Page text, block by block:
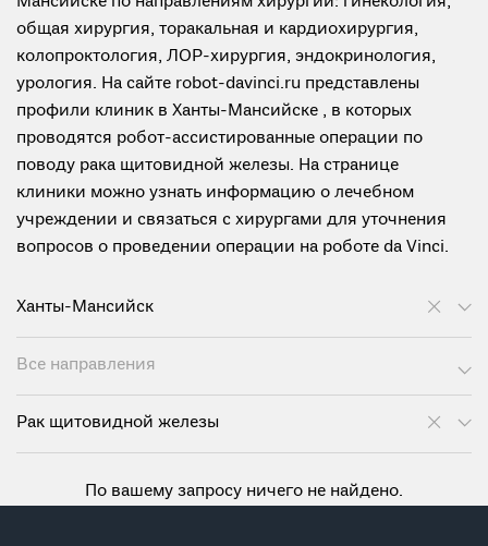
общая хирургия, торакальная и кардиохирургия,
колопроктология, ЛОР-хирургия, эндокринология,
урология. На сайте robot-davinci.ru представлены
профили клиник в Ханты-Мансийске , в которых
проводятся робот-ассистированные операции по
поводу рака щитовидной железы. На странице
клиники можно узнать информацию о лечебном
учреждении и связаться с хирургами для уточнения
вопросов о проведении операции на роботе da Vinci.
Ханты-Мансийск
Все направления
Рак щитовидной железы
По вашему запросу ничего не найдено.